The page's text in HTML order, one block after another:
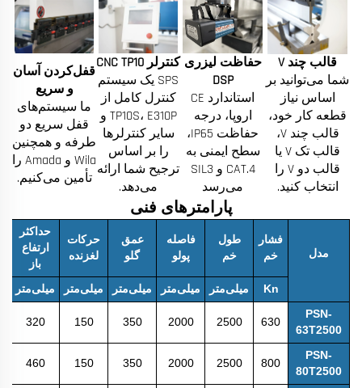
قالب چند V
شما می‌توانید بر
اساس نیاز
قطعه کار خود،
قالب چند V،
قالب تک V یا
قالب دو V را
انتخاب کنید.
حفاظت لیزری
DSP
استاندارد CE
اروپا، درجه
حفاظت IP65،
سطح ایمنی به
CAT.4 و SIL3
می‌رسد
کنترلر CNC TP10
SPS یک سیستم
کنترل کامل از
TP10S، E310P و
سایر کنترلرها
را بر اساس
ترجیح شما ارائه
می‌دهد.
قفل‌کردن آسان
و سریع
ما سیستم‌های
قفل سریع دو
طرفه و همچنین
Wila و Amada را
تأمین می‌کنیم.
پارامترهای فنی
مدل
فشار
خم
طول
خم
فاصله
پولو
عمق
گلو
حرکات
لغزنده
حداکثر
ارتفاع
باز
Kn میلی‌متر میلی‌متر میلی‌متر میلی‌متر میلی‌متر
PSN-
63T2500
630
2500
2000
350
150
320
PSN-
80T2500
800
2500
2000
350
150
460